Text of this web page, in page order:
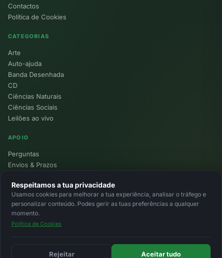
Contactos
Política de Cookies
CATEGORIAS
Arte
Auto-ajuda
Banda Desenhada
CD
Ciências Naturais
Ciências Sociais
Leilões ao vivo
APOIO
Perguntas
Envios & Prazos
Devoluções
Minha Conta
© 2026 Ecolivros. Todos os direitos reservados.
Respeitamos a tua privacidade
Usamos cookies para melhorar a tua experiência, analisar o tráfego e
personalizar conteúdo. Podes gerir as tuas preferências a qualquer
momento.
Política de Cookies
Rejeitar Aceitar tudo